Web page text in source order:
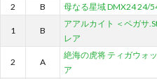
2 B 母なる星域 DMX24 24/
1 B
アアルカイト ＜ペガサ
レア
2 A
絶海の虎将 ティガウォ
ア